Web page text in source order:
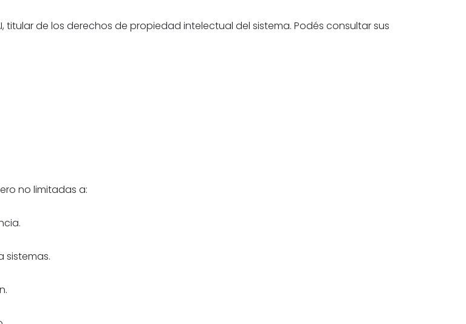
titular de los derechos de propiedad intelectual del sistema. Podés consultar sus
no limitadas a:
sistemas.